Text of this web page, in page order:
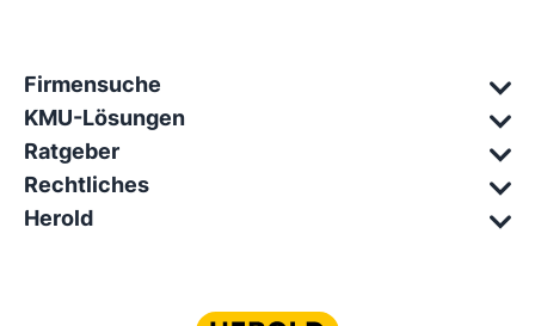
Firmensuche
KMU-Lösungen
Ratgeber
Rechtliches
Herold